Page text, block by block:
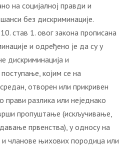
на социјалној правди и
без дискриминације.
став 1. овог закона прописана
и одређено је да су у
дискриминација и
којим се на
отворен или прикривен
прави разлика или неједнако
пропуштање (искључивање,
првенства), у односу на
и чланове њихових породица или